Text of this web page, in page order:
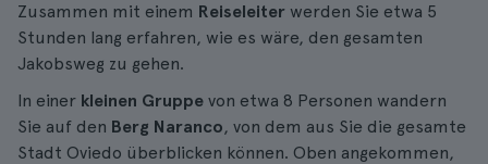
Zusammen mit einem Reiseleiter werden Sie etwa 5
Stunden lang erfahren, wie es wäre, den gesamten
Jakobsweg zu gehen.
In einer kleinen Gruppe von etwa 8 Personen wandern
Sie auf den Berg Naranco, von dem aus Sie die gesamte
Stadt Oviedo überblicken können. Oben angekommen,